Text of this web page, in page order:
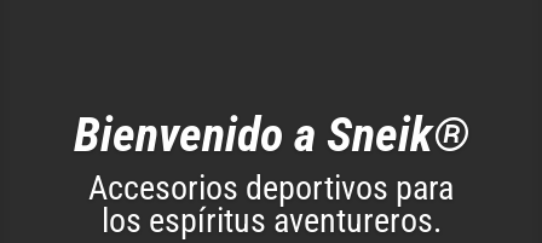
Bienvenido a Sneik®
Accesorios deportivos para
los espíritus aventureros.